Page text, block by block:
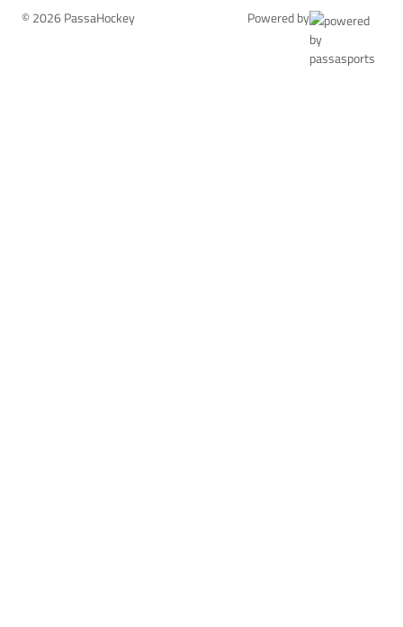
© 2026 PassaHockey Powered by